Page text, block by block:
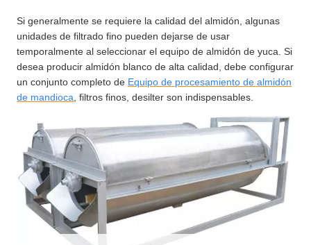
Si generalmente se requiere la calidad del almidón, algunas
unidades de filtrado fino pueden dejarse de usar
temporalmente al seleccionar el equipo de almidón de yuca. Si
desea producir almidón blanco de alta calidad, debe configurar
un conjunto completo de Equipo de procesamiento de almidón
de mandioca , filtros finos, desilter son indispensables.